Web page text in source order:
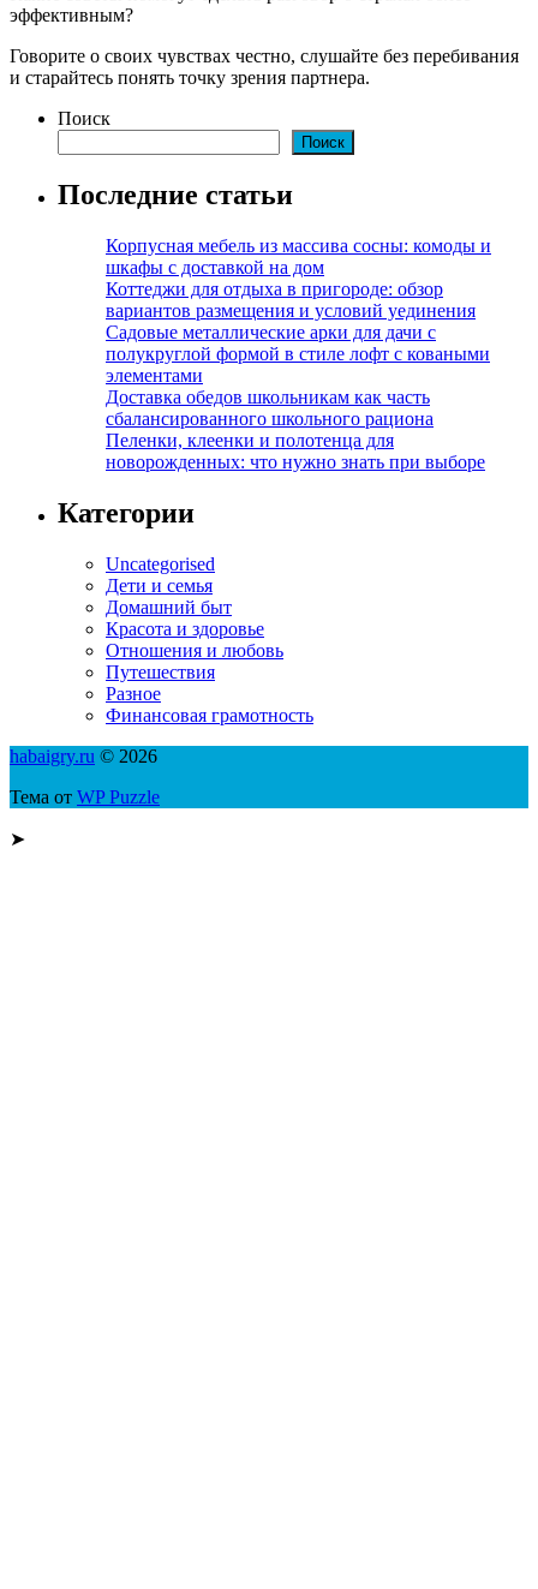
эффективным?
Говорите о своих чувствах честно, слушайте без перебивания
и старайтесь понять точку зрения партнера.
Поиск
Поиск
Последние статьи
Корпусная мебель из массива сосны: комоды и
шкафы с доставкой на дом
Коттеджи для отдыха в пригороде: обзор
вариантов размещения и условий уединения
Садовые металлические арки для дачи с
полукруглой формой в стиле лофт с коваными
элементами
Доставка обедов школьникам как часть
сбалансированного школьного рациона
Пеленки, клеенки и полотенца для
новорожденных: что нужно знать при выборе
Категории
Uncategorised
Дети и семья
Домашний быт
Красота и здоровье
Отношения и любовь
Путешествия
Разное
Финансовая грамотность
habaigry.ru © 2026
Тема от WP Puzzle
➤